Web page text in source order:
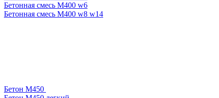
Бетонная смесь М400 w6
Бетонная смесь М400 w8 w14
Бетон М450